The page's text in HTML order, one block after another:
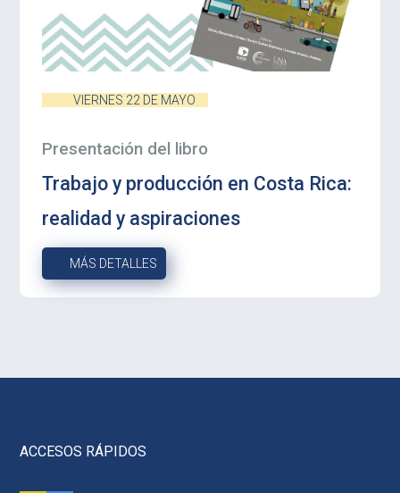
VIERNES 22 DE MAYO
Presentación del libro
Trabajo y producción en Costa Rica:
realidad y aspiraciones
MÁS DETALLES
ACCESOS RÁPIDOS